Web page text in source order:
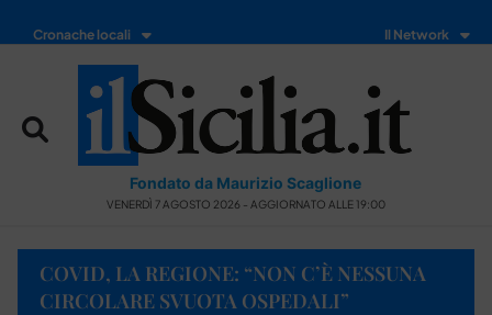
Cronache locali Il Network
Fondato da Maurizio Scaglione
VENERDÌ 7 AGOSTO 2026 - AGGIORNATO ALLE 19:00
COVID, LA REGIONE: “NON C’È NESSUNA
CIRCOLARE SVUOTA OSPEDALI”